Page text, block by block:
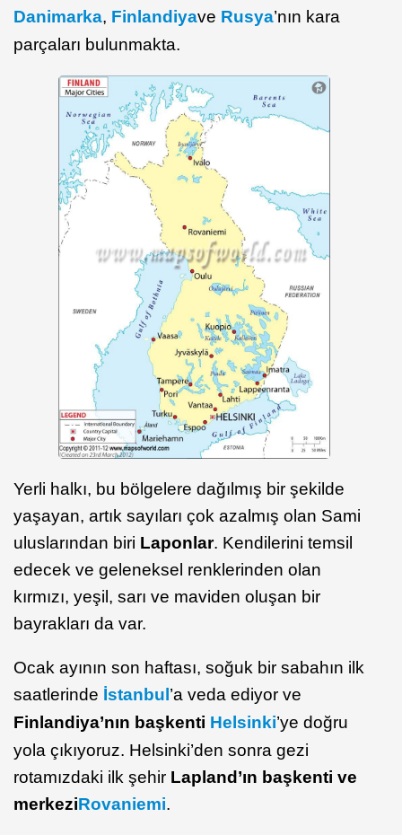
Danimarka, Finlandiyave Rusya’nın kara
parçaları bulunmakta.
Yerli halkı, bu bölgelere dağılmış bir şekilde
yaşayan, artık sayıları çok azalmış olan Sami
uluslarından biri Laponlar. Kendilerini temsil
edecek ve geleneksel renklerinden olan
kırmızı, yeşil, sarı ve maviden oluşan bir
bayrakları da var.
Ocak ayının son haftası, soğuk bir sabahın ilk
saatlerinde İstanbul ’a veda ediyor ve
Finlandiya’nın başkenti Helsinki’ye doğru
yola çıkıyoruz. Helsinki’den sonra gezi
rotamızdaki ilk şehir Lapland’ın başkenti ve
merkeziRovaniemi.